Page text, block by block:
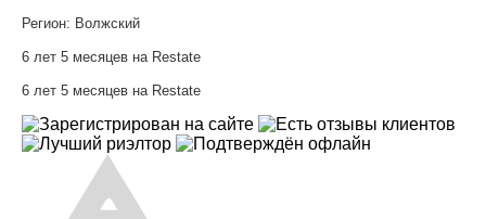
Регион: Волжский
6 лет 5 месяцев на Restate
6 лет 5 месяцев на Restate